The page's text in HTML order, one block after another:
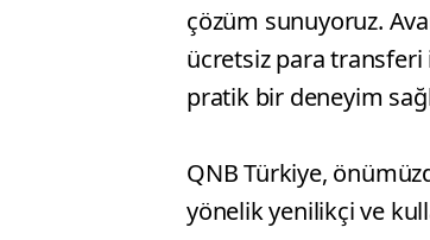
çözüm sunuyoruz.
ücretsiz para
pratik bir deneyim
QNB Türkiye,
yönelik yenilikçi ve